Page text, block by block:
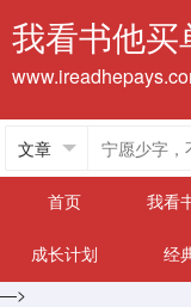
我看书他买
首页
我看
成长计划 经
—>